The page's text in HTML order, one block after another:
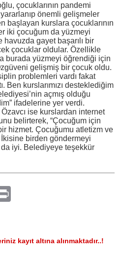
çocuklarının pandemi
önemli gelişmeler
başlayan kurslara çocuklarının
iki çocuğum da yüzmeyi
gayet başarılı bir
çocuklar oldular. Özellikle
burada yüzmeyi öğrendiği için
gelişmiş bir çocuk oldu.
problemleri vardı fakat
Ben kurslarımızı desteklediğim
açmış olduğu
ifadelerine yer verdi.
ise kurslardan internet
belirterek, “Çocuğum için
hizmet. Çocuğumu atletizm ve
birden göndermeyi
da iyi. Belediyeye teşekkür
Print
kayıt altına alınmaktadır..!